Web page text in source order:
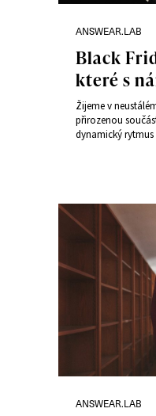
ANSWEAR.LAB
Black
které s
déle –
Žijeme v
přirozenou
dynamický
a univerzálnosti.
přináší ideální
výjimečné
ANSWEAR.LAB